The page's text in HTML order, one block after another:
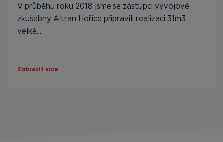
V průběhu roku 2018 jsme se zástupci vývojové
zkušebny Altran Hořice připravili realizaci 31m3
velké...
Zobrazit více